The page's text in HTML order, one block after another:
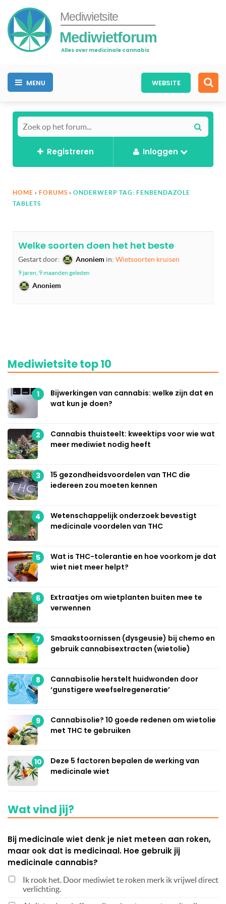
Mediwietsite
Mediwietforum
Alles over medicinale cannabis
MENU WEBSITE
Registreren Inloggen
HOME › FORUMS › ONDERWERP TAG: FENBENDAZOLE
TABLETS
Welke soorten doen het het beste
Gestart door: Anoniem in: Wietsoorten kruisen
9 jaren, 9 maanden geleden
Anoniem
Mediwietsite top 10
1
Bijwerkingen van cannabis: welke zijn dat en
wat kun je doen?
2
Cannabis thuisteelt: kweektips voor wie wat
meer mediwiet nodig heeft
3
15 gezondheidsvoordelen van THC die
iedereen zou moeten kennen
4
Wetenschappelijk onderzoek bevestigt
medicinale voordelen van THC
5
Wat is THC-tolerantie en hoe voorkom je dat
wiet niet meer helpt?
6
Extraatjes om wietplanten buiten mee te
verwennen
7
Smaakstoornissen (dysgeusie) bij chemo en
gebruik cannabisextracten (wietolie)
8
Cannabisolie herstelt huidwonden door
‘gunstigere weefselregeneratie’
9
Cannabisolie? 10 goede redenen om wietolie
met THC te gebruiken
10
Deze 5 factoren bepalen de werking van
medicinale wiet
Wat vind jij?
Bij medicinale wiet denk je niet meteen aan roken,
maar ook dat is medicinaal. Hoe gebruik jij
medicinale cannabis?
Ik rook het. Door mediwiet te roken merk ik vrijwel direct
verlichting.